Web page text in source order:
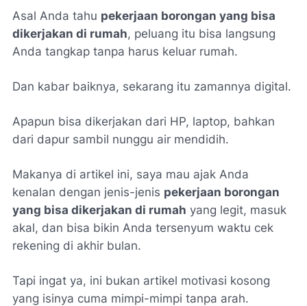
Asal Anda tahu pekerjaan borongan yang bisa
dikerjakan di rumah, peluang itu bisa langsung
Anda tangkap tanpa harus keluar rumah.
Dan kabar baiknya, sekarang itu zamannya digital.
Apapun bisa dikerjakan dari HP, laptop, bahkan
dari dapur sambil nunggu air mendidih.
Makanya di artikel ini, saya mau ajak Anda
kenalan dengan jenis-jenis pekerjaan borongan
yang bisa dikerjakan di rumah yang legit, masuk
akal, dan bisa bikin Anda tersenyum waktu cek
rekening di akhir bulan.
Tapi ingat ya, ini bukan artikel motivasi kosong
yang isinya cuma mimpi-mimpi tanpa arah.